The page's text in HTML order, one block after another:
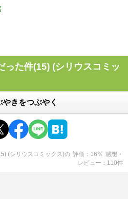
った件(15) (シリウスコミッ
やきをつぶやく
(シリウスコミックス)の 評価 16 ％ 感想・
レビュー
110件